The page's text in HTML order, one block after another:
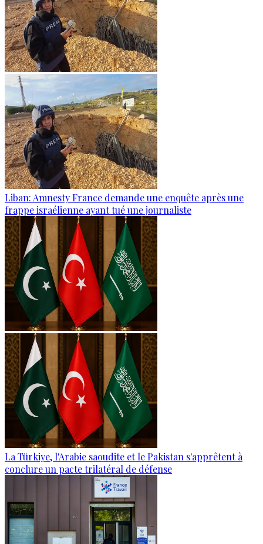
Liban: Amnesty France demande une enquête après une
frappe israélienne ayant tué une journaliste
La Türkiye, l'Arabie saoudite et le Pakistan s'apprêtent à
conclure un pacte trilatéral de défense